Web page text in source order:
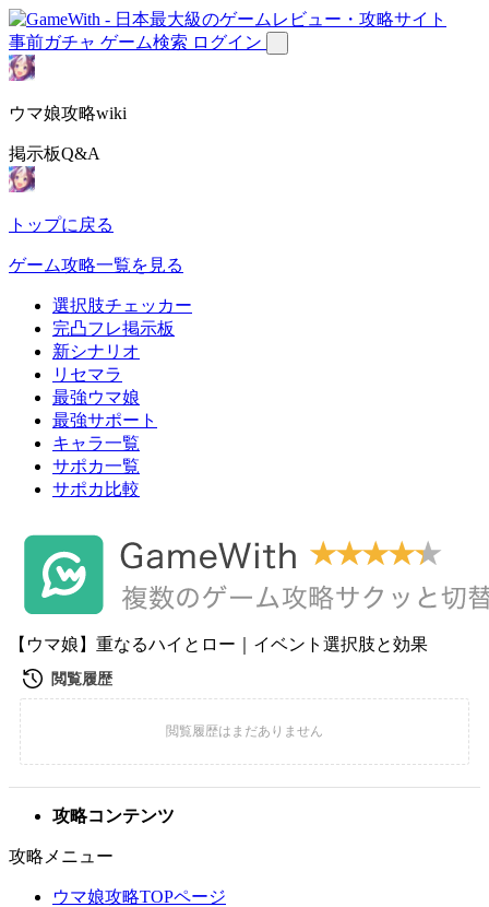
事前ガチャ ゲーム検索 ログイン
ウマ娘攻略wiki
掲示板Q&A
トップに戻る
ゲーム攻略一覧を見る
選択肢チェッカー
完凸フレ掲示板
新シナリオ
リセマラ
最強ウマ娘
最強サポート
キャラ一覧
サポカ一覧
サポカ比較
【ウマ娘】重なるハイとロー｜イベント選択肢と効果
攻略コンテンツ
攻略メニュー
ウマ娘攻略TOPページ